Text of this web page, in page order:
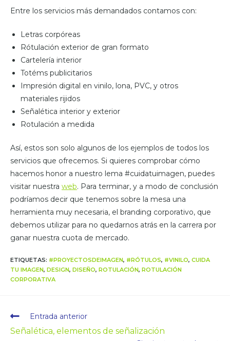
Entre los servicios más demandados contamos con:
Letras corpóreas
Rótulación exterior de gran formato
Cartelería interior
Totéms publicitarios
Impresión digital en vinilo, lona, PVC, y otros
materiales rijidos
Señalética interior y exterior
Rotulación a medida
Así, estos son solo algunos de los ejemplos de todos los
servicios que ofrecemos. Si quieres comprobar cómo
hacemos honor a nuestro lema #cuidatuimagen, puedes
visitar nuestra web. Para terminar, y a modo de conclusión
podríamos decir que tenemos sobre la mesa una
herramienta muy necesaria, el branding corporativo, que
debemos utilizar para no quedarnos atrás en la carrera por
ganar nuestra cuota de mercado.
ETIQUETAS: #PROYECTOSDEIMAGEN, #RÓTULOS, #VINILO, CUIDA
TU IMAGEN, DESIGN, DISEÑO, ROTULACIÓN, ROTULACIÓN
CORPORATIVA
Entrada anterior
Señalética, elementos de señalización